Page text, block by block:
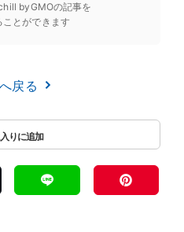
byGMOの記事を
とができます
戻る